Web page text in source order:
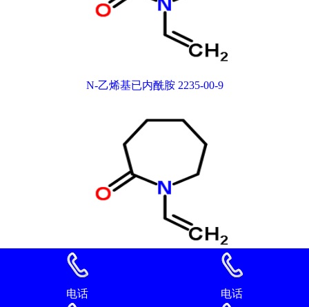
N-乙烯基已内酰胺 2235-00-9
N-乙烯基已内酰胺 2235-00-9
电话 电话